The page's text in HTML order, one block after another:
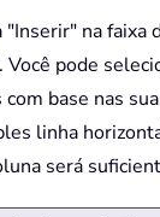
na faixa
Você pode
base nas
linha
será